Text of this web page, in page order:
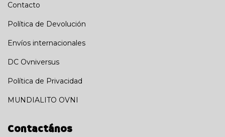
Contacto
Política de Devolución
Envíos internacionales
DC Ovniversus
Política de Privacidad
MUNDIALITO OVNI
Contactános